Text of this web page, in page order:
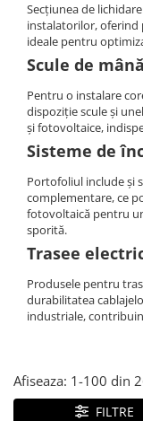
Secțiunea de
instalatorilor, oferind
ideale pentru
Scule de
Pentru o instalare
dispoziție scule și
și fotovoltaice,
Sisteme de
Portofoliul include și
complementare, ce
fotovoltaică pentru
sporită.
Trasee
Produsele pentru
durabilitatea
industriale,
Afiseaza: 1-100 din
FILTRE